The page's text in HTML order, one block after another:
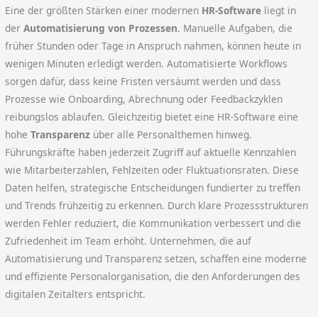
Eine der größten Stärken einer modernen HR-Software liegt in
derAutomatisierung von Prozessen. Manuelle Aufgaben, die
früher Stunden oder Tage in Anspruch nahmen, können heute in
wenigen Minuten erledigt werden. Automatisierte Workflows
sorgen dafür, dass keine Fristen versäumt werden und dass
Prozesse wie Onboarding, Abrechnung oder Feedbackzyklen
reibungslos ablaufen. Gleichzeitig bietet eine HR-Software eine
hoheTransparenz über alle Personalthemen hinweg.
Führungskräfte haben jederzeit Zugriff auf aktuelle Kennzahlen
wie Mitarbeiterzahlen, Fehlzeiten oder Fluktuationsraten. Diese
Daten helfen, strategische Entscheidungen fundierter zu treffen
und Trends frühzeitig zu erkennen. Durch klare Prozessstrukturen
werden Fehler reduziert, die Kommunikation verbessert und die
Zufriedenheit im Team erhöht. Unternehmen, die auf
Automatisierung und Transparenz setzen, schaffen eine moderne
und effiziente Personalorganisation, die den Anforderungen des
digitalen Zeitalters entspricht.